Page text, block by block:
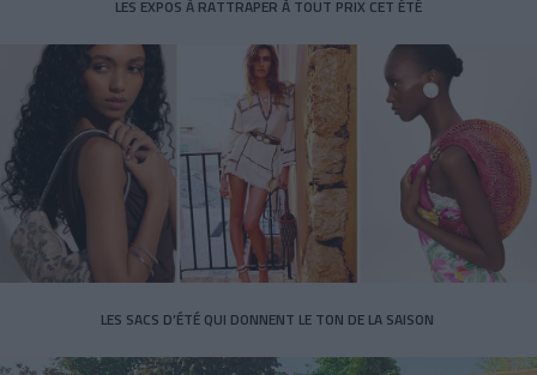
LES EXPOS À RATTRAPER À TOUT PRIX CET ÉTÉ
LES SACS D’ÉTÉ QUI DONNENT LE TON DE LA SAISON